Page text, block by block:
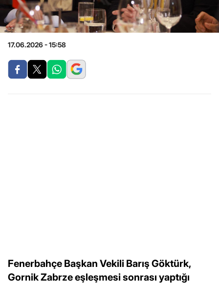
17.06.2026 - 15:58
Fenerbahçe Başkan Vekili Barış Göktürk,
Gornik Zabrze eşleşmesi sonrası yaptığı